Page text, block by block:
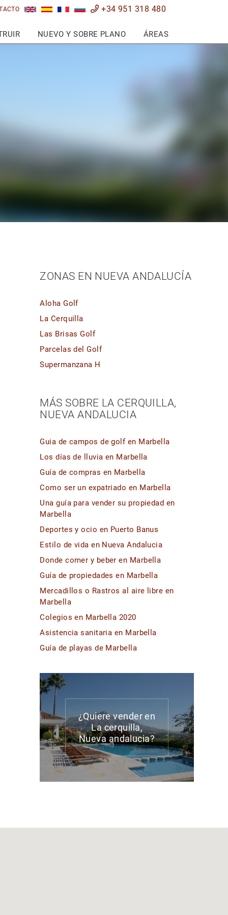
+34 951 318 480
NUEVO Y SOBRE PLANO ÁREAS
ZONAS EN NUEVA ANDALUCÍA
Aloha Golf
La Cerquilla
Las Brisas Golf
Parcelas del Golf
Supermanzana H
MÁS SOBRE LA CERQUILLA,
NUEVA ANDALUCIA
Guia de campos de golf en Marbella
Los días de lluvia en Marbella
Guía de compras en Marbella
Como ser un expatriado en Marbella
Una guía para vender su propiedad en
Marbella
Deportes y ocio en Puerto Banus
Estilo de vida en Nueva Andalucia
Donde comer y beber en Marbella
Guía de propiedades en Marbella
Mercadillos o Rastros al aire libre en
Marbella
Colegios en Marbella 2020
Asistencia sanitaria en Marbella
Guía de playas de Marbella
¿Quiere vender en
La cerquilla,
Nueva andalucia?